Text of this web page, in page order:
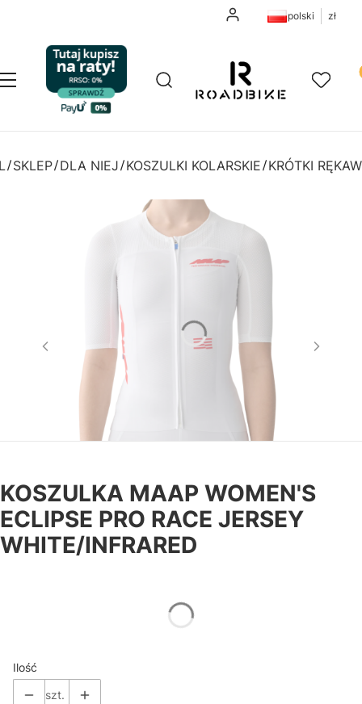
Zaloguj siępolski zł
Menu Otwórz wyszukiwarkę
Szukaj Ulubione
SKLEP DLA NIEJ KOSZULKI KOLARSKIE KRÓTKI RĘKAW
KOSZULKA MAAP WOMEN'S
ECLIPSE PRO RACE JERSEY
WHITE/INFRARED
Ilość
szt.